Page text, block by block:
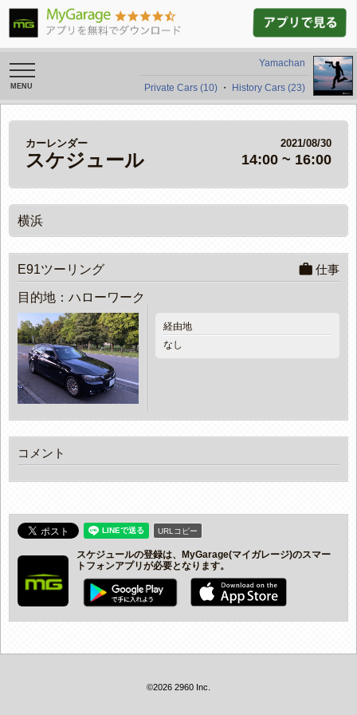
toggle
navigation
Yamachan
Private Cars (10) ・ History Cars (23)
カーレンダー 2021/08/30
スケジュール 14:00 ~ 16:00
横浜
E91ツーリング work 仕事
目的地：ハローワーク
経由地
なし
コメント
URLコピー
スケジュールの登録は、MyGarage(マイガレージ)のスマー
トフォンアプリが必要となります。
©2026 2960 Inc.